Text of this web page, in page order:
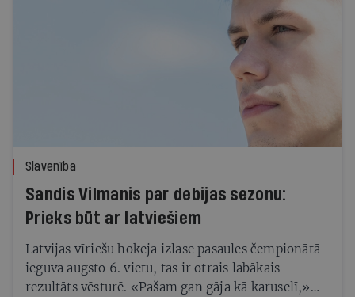
Slavenība
Sandis Vilmanis par debijas sezonu:
Prieks būt ar latviešiem
Latvijas vīriešu hokeja izlase pasaules čempionātā
ieguva augsto 6. vietu, tas ir otrais labākais
rezultāts vēsturē. «Pašam gan gāja kā karuselī,»